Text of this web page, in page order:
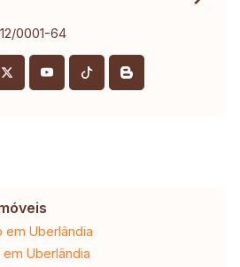
0001-64
em Uberlândia
Uberlândia